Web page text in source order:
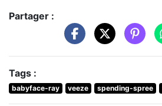
Partager :
Tags :
babyface-ray veeze spending-spree